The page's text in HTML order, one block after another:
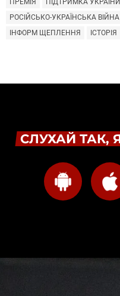
РОСІЙСЬКО-УКРАЇНСЬКА ВІЙНА
ІНФОРМ ЩЕПЛЕННЯ
ІСТОРІЯ
СЛУХАЙ ТАК,